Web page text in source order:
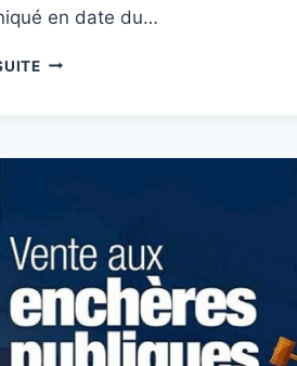
en date du…
OTR
CONTENEURS
DE
MARCHANDISES
DIVERSES,
20